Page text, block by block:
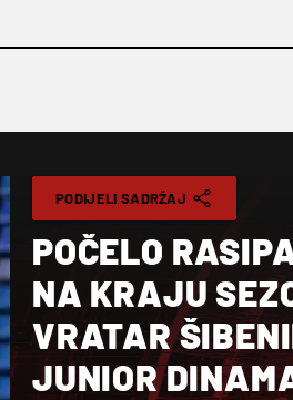
PODIJELI SADRŽAJ
POČELO
NA KRAJU
VRATAR
JUNIOR